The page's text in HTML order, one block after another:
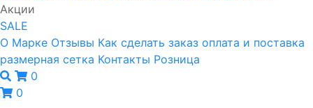
Акции
SALE
О Марке Отзывы Как сделать заказ оплата и поставка
размерная сетка Контакты Розница
0
0